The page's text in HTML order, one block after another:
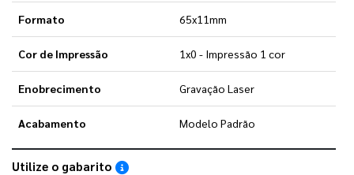
Formato 65x11mm
Cor de Impressão 1x0 - Impressão 1 cor
Enobrecimento Gravação Laser
Acabamento Modelo Padrão
Utilize o gabarito Saiba como utilizar os nossos gabaritos